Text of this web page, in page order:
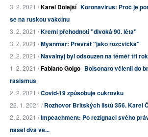
3. 2. 2021 /Karel Dolejší Koronavirus: Proč je
se na ruskou vakcínu
3. 2. 2021 /Kreml přehodnotí "divoká 90. léta"
3. 2. 2021 /Myanmar: Převrat "jako rozcvička"
2. 2. 2021 /Navalnyj byl odsouzen na téměř tři
1. 2. 2021 /Fabiano Golgo Bolsonaro včlenil do
rasismus
2. 2. 2021 /Covid-19 způsobuje cukrovku
22. 1. 2021 /Rozhovor Britských listů 356. Karel
2. 2. 2021 /Impeachment: Po rezignaci svého
našel dva ve...